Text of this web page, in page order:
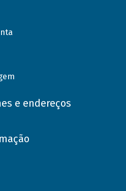
e endereços